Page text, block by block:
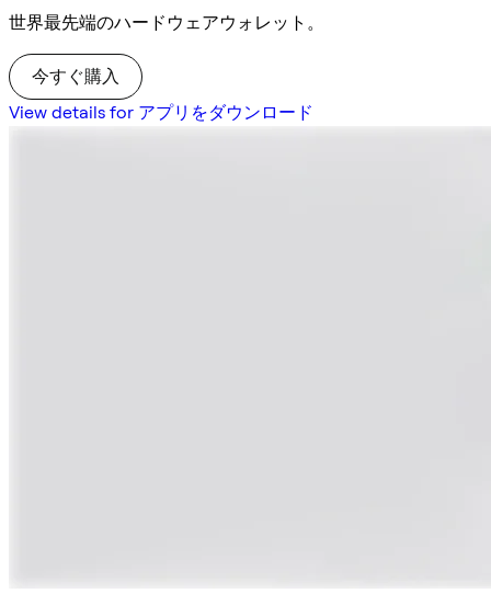
世界最先端のハードウェアウォレット。
今すぐ購入
View details for アプリをダウンロード